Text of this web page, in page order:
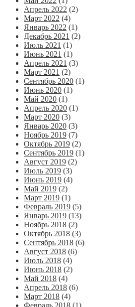
Апрель 2022 (2)
Март 2022 (4)
Январь 2022 (1)
Декабрь 2021 (2)
Июль 2021 (1)
Июнь 2021 (1)
Апрель 2021 (3)
Март 2021 (2)
Сентябрь 2020 (1)
Июнь 2020 (1)
Май 2020 (1)
Апрель 2020 (1)
Март 2020 (3)
Январь 2020 (3)
Ноябрь 2019 (7)
Октябрь 2019 (2)
Сентябрь 2019 (1)
Август 2019 (2)
Июль 2019 (3)
Июнь 2019 (4)
Май 2019 (2)
Март 2019 (1)
Февраль 2019 (5)
Январь 2019 (13)
Ноябрь 2018 (2)
Октябрь 2018 (3)
Сентябрь 2018 (6)
Август 2018 (6)
Июль 2018 (4)
Июнь 2018 (2)
Май 2018 (4)
Апрель 2018 (6)
Март 2018 (4)
Февраль 2018 (1)